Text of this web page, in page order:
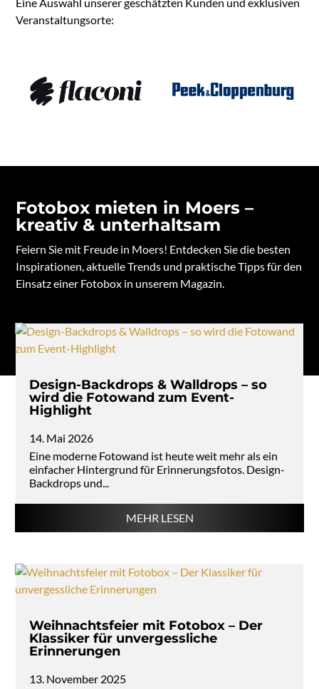
Veranstaltungsorte:
Fotobox mieten in Moers –
kreativ & unterhaltsam
Feiern Sie mit Freude in Moers! Entdecken Sie die besten
Inspirationen, aktuelle Trends und praktische Tipps für den
Einsatz einer Fotobox in unserem Magazin.
Design-Backdrops & Walldrops – so
wird die Fotowand zum Event-
Highlight
14. Mai 2026
Eine moderne Fotowand ist heute weit mehr als ein
einfacher Hintergrund für Erinnerungsfotos. Design-
Backdrops und...
MEHR LESEN
Weihnachtsfeier mit Fotobox – Der
Klassiker für unvergessliche
Erinnerungen
13. November 2025